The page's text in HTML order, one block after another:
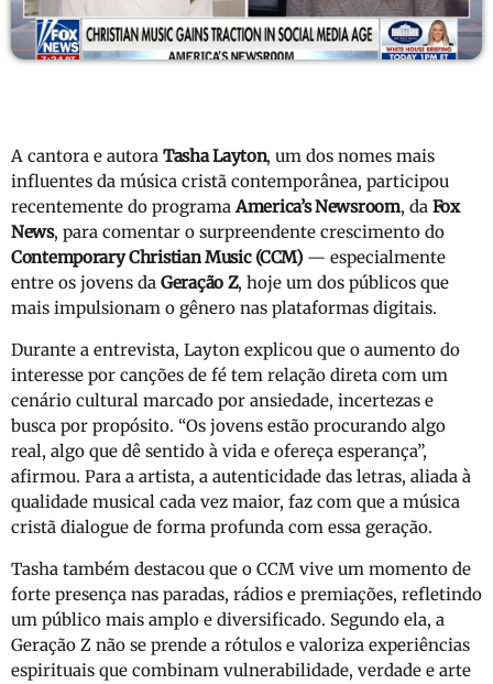
A cantora e autora Tasha Layton, um dos nomes mais
influentes da música cristã contemporânea, participou
recentemente do programaAmerica’s Newsroom, da Fox
News, para comentar o surpreendente crescimento do
Contemporary Christian Music (CCM)— especialmente
entre os jovens da Geração Z, hoje um dos públicos que
mais impulsionam o gênero nas plataformas digitais.
Durante a entrevista, Layton explicou que o aumento do
interesse por canções de fé tem relação direta com um
cenário cultural marcado por ansiedade, incertezas e
busca por propósito. “Os jovens estão procurando algo
real, algo que dê sentido à vida e ofereça esperança”,
afirmou. Para a artista, a autenticidade das letras, aliada à
qualidade musical cada vez maior, faz com que a música
cristã dialogue de forma profunda com essa geração.
Tasha também destacou que o CCM vive um momento de
forte presença nas paradas, rádios e premiações, refletindo
um público mais amplo e diversificado. Segundo ela, a
Geração Z não se prende a rótulos e valoriza experiências
espirituais que combinam vulnerabilidade, verdade e arte